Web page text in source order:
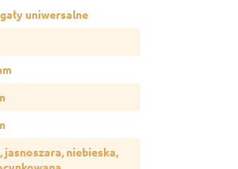
uniwersalne
jasnoszara, niebieska,